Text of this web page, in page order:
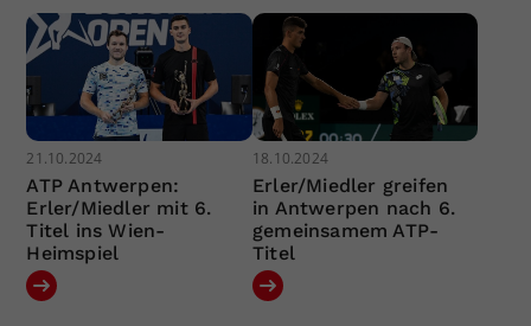
21.10.2024
ATP Antwerpen:
Erler/Miedler mit 6.
Titel ins Wien-
Heimspiel
18.10.2024
Erler/Miedler greifen
in Antwerpen nach 6.
gemeinsamem ATP-
Titel